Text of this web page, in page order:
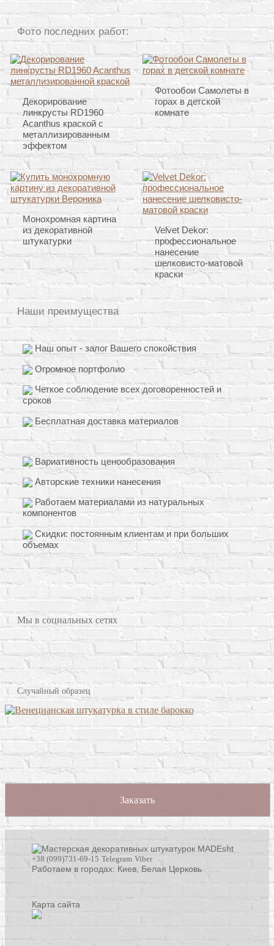
Фото последних работ:
Декорирование
линкрусты RD1960
Acanthus краской с
металлизированным
эффектом
Фотообои Самолеты в
горах в детской
комнате
Монохромная картина
из декоративной
штукатурки
Velvet Dekor:
профессиональное
нанесение
шелковисто-матовой
краски
Наши преимущества
Наш опыт - залог Вашего спокойствия
Огромное портфолио
Четкое соблюдение всех договоренностей и
сроков
Бесплатная доставка материалов
Вариативность ценообразования
Авторские техники нанесения
Работаем материалами из натуральных
компонентов
Скидки: постоянным клиентам и при больших
объемах
Мы в социальных сетях
Случайный образец
Заказать
+38 (099)731-69-15 Telegram Viber
Работаем в городах: Киев, Белая Церковь
Карта сайта